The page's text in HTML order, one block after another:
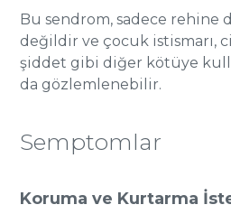
Bu sendrom, sadece rehine
değildir ve çocuk istismarı,
şiddet gibi diğer kötüye
da gözlemlenebilir.
Semptomlar
Koruma ve Kurtarma